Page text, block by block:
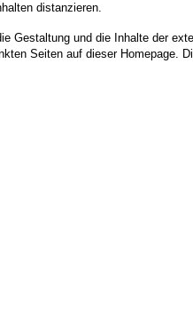
distanzieren.
Gestaltung und die Inhalte der
Seiten auf dieser Homepage.